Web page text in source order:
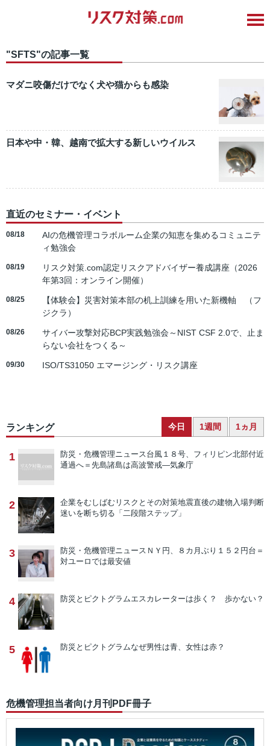
"SFTS"の記事一覧
マダニ咬傷だけでなく犬や猫からも感染
日本や中・韓、越南で拡大する新しいウイルス
直近のセミナー・イベント
08/18
AIの危機管理コラボルーム企業の知恵を集めるコミュニテ
ィ勉強会
08/19
リスク対策.com認定リスクアドバイザー養成講座（2026
年第3回：オンライン開催）
08/25
【体験会】災害対策本部の机上訓練を用いた新機軸 （フ
ジクラ）
08/26
サイバー攻撃対応BCP実践勉強会～NIST CSF 2.0で、止ま
らない会社をつくる～
09/30 ISO/TS31050 エマージング・リスク講座
ランキング 今日 1週間 1ヵ月
1 防災・危機管理ニュース台風１８号、フィリピン北部付近
通過へ＝先島諸島は高波警戒―気象庁
2 企業をむしばむリスクとその対策地震直後の建物入場判断
迷いを断ち切る「二段階ステップ」
3 防災・危機管理ニュース ＮＹ円、８カ月ぶり１５２円台＝
対ユーロでは最安値
4 防災とピクトグラムエスカレーターは歩く？ 歩かない？
5 防災とピクトグラムなぜ男性は青、女性は赤？
危機管理担当者向け月刊PDF冊子